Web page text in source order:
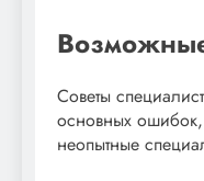
Советы
основных ошибок,
неопытные